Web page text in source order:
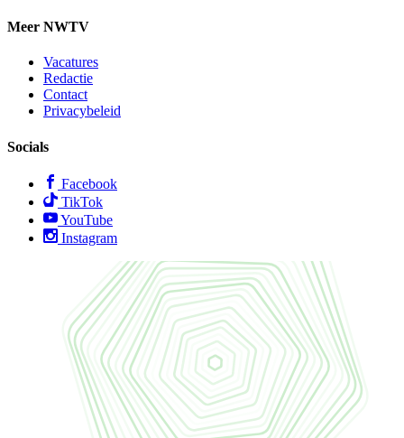
Meer NWTV
Vacatures
Redactie
Contact
Privacybeleid
Socials
Facebook
TikTok
YouTube
Instagram